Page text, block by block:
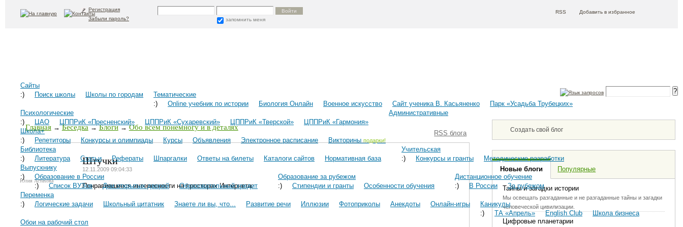
Регистрация
Забыли пароль?
запомнить меня
RSS Добавить в избранное
Сайты
:)
Поиск школы Школы по городам
Тематические
:)
Online учебник по истории Биология Онлайн Военное искусство Cайт ученика В. Касьяненко
Парк «Усадьба Трубецких»
Психологические
:)
ЦАО ЦППРиК «Пресненский» ЦППРиК «Сухаревский» ЦППРиК «Тверской» ЦППРиК «Гармония»
Административные
Школа+
:)
Репетиторы Конкурсы и олимпиады Курсы Объявления Электронное расписание Викторины подарки!
Библиотека
:)
Литература Статьи Рефераты Шпаргалки Ответы на билеты Каталоги сайтов Нормативная база
Учительская
:)
Конкурсы и гранты
Методические разработки
Выпускнику
:)
Образование в России
:)
Список ВУЗов Дни открытых дверей Образовательный кредит
Образование за рубежом
:)
Стипендии и гранты Особенности обучения
Дистанционное обучение
:)
В России
За рубежом
Переменка
:)
Логические задачи Школьный цитатник Знаете ли вы, что... Развитие речи Иллюзии Фотоприколы Анекдоты Онлайн-игры
Каникулы
:)
ТА «Апрель» English Club
Школа бизнеса
Обои на рабочий стол
Создать свой блог
Новые блоги Популярные
Тайны и загадки истории
Мы освещать разгаданные и не разгаданные тайны и загадки
человеческой цивилизации.
Цифровые планетарии
RSS блога
Главная→Беседка→Блоги→Обо всем понемногу и в деталях
Юлия Астахова
Штучки
12.11.2009 09:04:33
Понравившиеся интересности на просторах Интернета: